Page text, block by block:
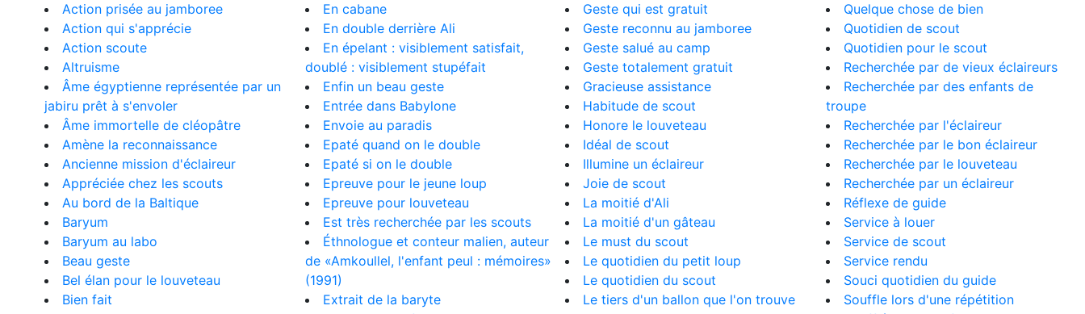
Action prisée au jamboree
Action qui s'apprécie
Action scoute
Altruisme
Âme égyptienne représentée par un
jabiru prêt à s'envoler
Âme immortelle de cléopâtre
Amène la reconnaissance
Ancienne mission d'éclaireur
Appréciée chez les scouts
Au bord de la Baltique
Baryum
Baryum au labo
Beau geste
Bel élan pour le louveteau
Bien fait
En cabane
En double derrière Ali
En épelant : visiblement satisfait,
doublé : visiblement stupéfait
Enfin un beau geste
Entrée dans Babylone
Envoie au paradis
Epaté quand on le double
Epaté si on le double
Epreuve pour le jeune loup
Epreuve pour louveteau
Est très recherchée par les scouts
Éthnologue et conteur malien, auteur
de «Amkoullel, l'enfant peul : mémoires»
(1991)
Extrait de la baryte
Geste qui est gratuit
Geste reconnu au jamboree
Geste salué au camp
Geste totalement gratuit
Gracieuse assistance
Habitude de scout
Honore le louveteau
Idéal de scout
Illumine un éclaireur
Joie de scout
La moitié d'Ali
La moitié d'un gâteau
Le must du scout
Le quotidien du petit loup
Le quotidien du scout
Le tiers d'un ballon que l'on trouve
Quelque chose de bien
Quotidien de scout
Quotidien pour le scout
Recherchée par de vieux éclaireurs
Recherchée par des enfants de
troupe
Recherchée par l'éclaireur
Recherchée par le bon éclaireur
Recherchée par le louveteau
Recherchée par un éclaireur
Réflexe de guide
Service à louer
Service de scout
Service rendu
Souci quotidien du guide
Souffle lors d'une répétition